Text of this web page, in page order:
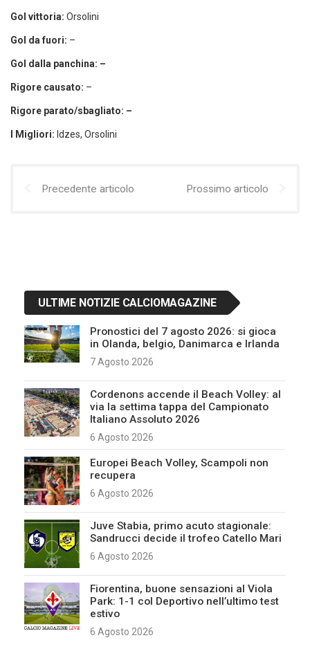
Gol vittoria: Orsolini
Gol da fuori: –
Gol dalla panchina: –
Rigore causato: –
Rigore parato/sbagliato: –
I Migliori: Idzes, Orsolini
Precedente articolo Prossimo articolo
ULTIME NOTIZIE CALCIOMAGAZINE
Pronostici del 7 agosto 2026: si gioca
in Olanda, belgio, Danimarca e Irlanda
7 Agosto 2026
Cordenons accende il Beach Volley: al
via la settima tappa del Campionato
Italiano Assoluto 2026
6 Agosto 2026
Europei Beach Volley, Scampoli non
recupera
6 Agosto 2026
Juve Stabia, primo acuto stagionale:
Sandrucci decide il trofeo Catello Mari
6 Agosto 2026
Fiorentina, buone sensazioni al Viola
Park: 1-1 col Deportivo nell’ultimo test
estivo
6 Agosto 2026